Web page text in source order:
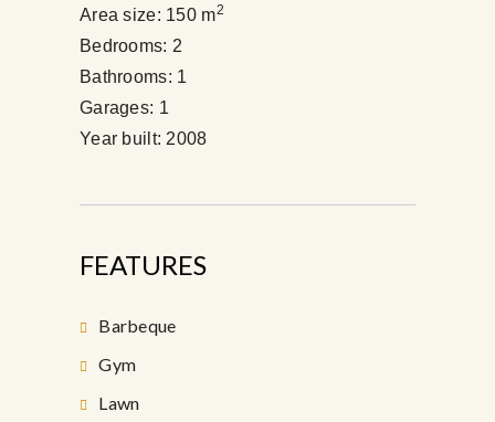
Area size: 150 m2
Bedrooms: 2
Bathrooms: 1
Garages: 1
Year built: 2008
FEATURES
Barbeque
Gym
Lawn